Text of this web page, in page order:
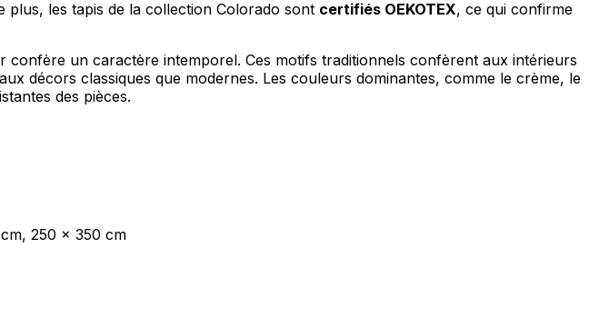
les tapis de la collection Colorado sont certifiés OEKOTEX, ce qui confirme
un caractère intemporel. Ces motifs traditionnels confèrent aux intérieurs
décors classiques que modernes. Les couleurs dominantes, comme le crème, le
des pièces.
250 x 350 cm
les visiteurs interagissent avec les sites en collectant et en
Le but est d'afficher des publicités qui sont pertinentes et
les éditeurs et les annonceurs tiers.